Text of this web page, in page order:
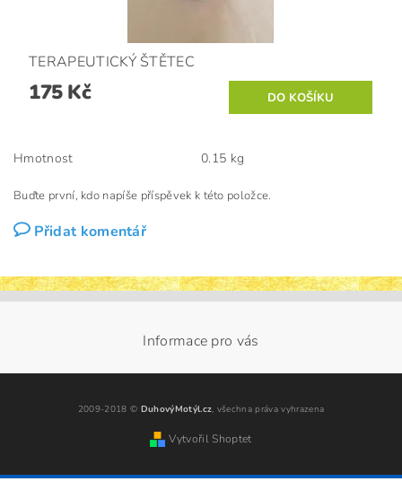
TERAPEUTICKÝ ŠTĚTEC
175 Kč
Hmotnost 0.15 kg
Buďte první, kdo napíše příspěvek k této položce.
Přidat komentář
Informace pro vás
2009-2018 © DuhovýMotýl.cz, všechna práva vyhrazena
Vytvořil Shoptet